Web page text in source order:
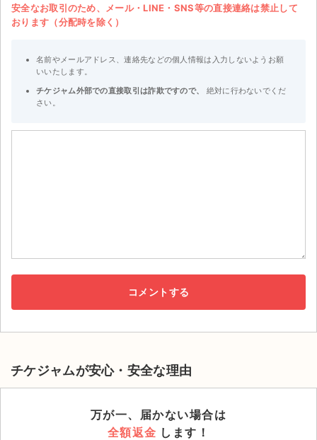
安全なお取引のため、メール・LINE・SNS等の直接連絡は禁止して
おります（分配時を除く）
名前やメールアドレス、連絡先などの個人情報は入力しないようお願
いいたします。
チケジャム外部での直接取引は詐欺ですので、
絶対に行わないでくだ
さい。
チケジャムが安心・安全な理由
万が一、届かない場合は
全額返金 します！